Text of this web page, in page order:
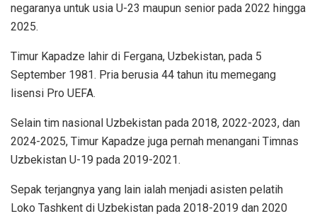
negaranya untuk usia U-23 maupun senior pada 2022 hingga
2025.
Timur Kapadze lahir di Fergana, Uzbekistan, pada 5
September 1981. Pria berusia 44 tahun itu memegang
lisensi Pro UEFA.
Selain tim nasional Uzbekistan pada 2018, 2022-2023, dan
2024-2025, Timur Kapadze juga pernah menangani Timnas
Uzbekistan U-19 pada 2019-2021.
Sepak terjangnya yang lain ialah menjadi asisten pelatih
Loko Tashkent di Uzbekistan pada 2018-2019 dan 2020